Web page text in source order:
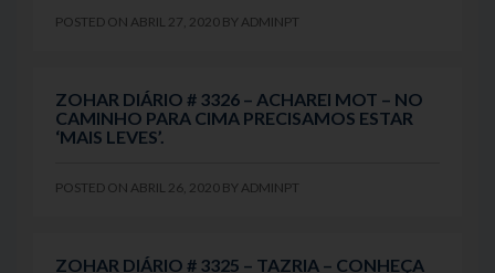
POSTED ON ABRIL 27, 2020 BY ADMINPT
ZOHAR DIÁRIO # 3326 – ACHAREI MOT – NO
CAMINHO PARA CIMA PRECISAMOS ESTAR
‘MAIS LEVES’.
POSTED ON ABRIL 26, 2020 BY ADMINPT
ZOHAR DIÁRIO # 3325 – TAZRIA – CONHEÇA